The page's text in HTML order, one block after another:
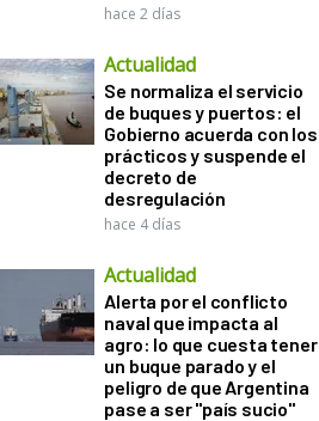
hace 2 días
Actualidad
Se normaliza el servicio
de buques y puertos: el
Gobierno acuerda con los
prácticos y suspende el
decreto de
desregulación
hace 4 días
Actualidad
Alerta por el conflicto
naval que impacta al
agro: lo que cuesta tener
un buque parado y el
peligro de que Argentina
pase a ser "país sucio"